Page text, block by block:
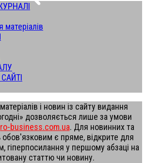
матеріалів
і новин із сайту видання
дозволяється лише за умови
business.com.ua. Для новинних та
обов'язковим є пряме, відкрите для
гіперпосилання у першому абзаці на
статтю чи новину.